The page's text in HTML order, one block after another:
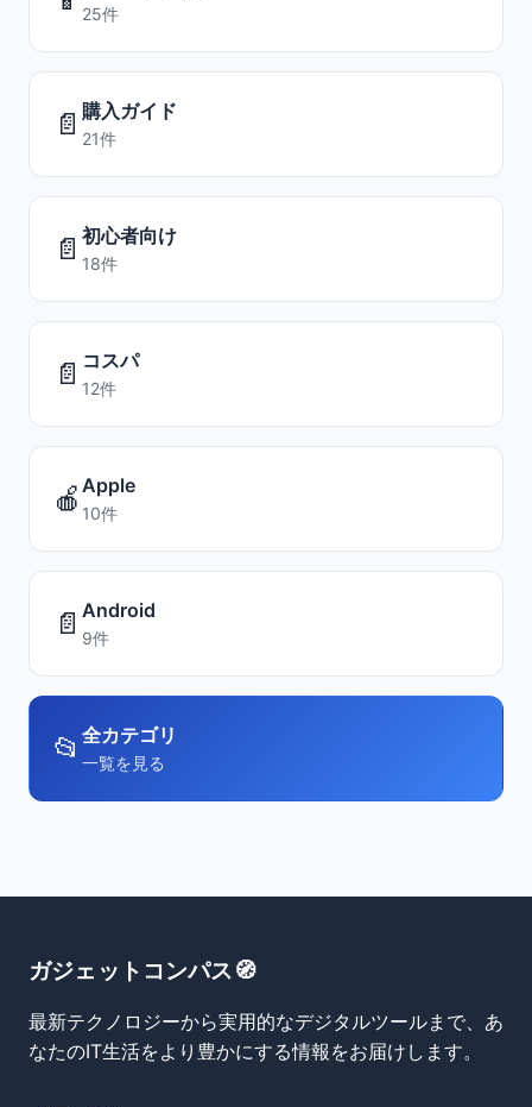
25件
📄 購入ガイド
21件
📄 初心者向け
18件
📄 コスパ
12件
🍎 Apple
10件
📄 Android
9件
📂 全カテゴリ
一覧を見る
ガジェットコンパス🧭
最新テクノロジーから実用的なデジタルツールまで、あ
なたのIT生活をより豊かにする情報をお届けします。